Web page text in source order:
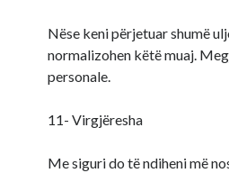
Nëse keni përjetuar shumë
normalizohen këtë muaj.
personale.
11- Virgjëresha
Me siguri do të ndiheni më